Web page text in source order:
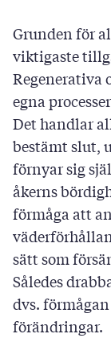
Grunden för
viktigaste
Regenerativa
egna
Det handlar
bestämt slut,
förnyar sig
åkerns
förmåga att
sätt som
Således
dvs.
förändringar.